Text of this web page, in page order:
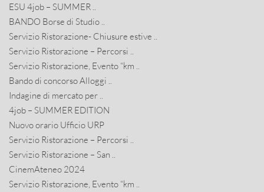
ESU 4job – SUMMER ..
BANDO Borse di Studio ..
Servizio Ristorazione- Chiusure estive ..
Servizio Ristorazione – Percorsi ..
Servizio Ristorazione, Evento “km ..
Bando di concorso Alloggi ..
Indagine di mercato per ..
4job – SUMMER EDITION
Nuovo orario Ufficio URP
Servizio Ristorazione – Percorsi ..
Servizio Ristorazione – San ..
CinemAteneo 2024
Servizio Ristorazione, Evento “km ..